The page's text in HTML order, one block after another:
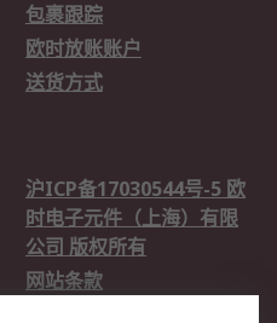
包裹跟踪
欧时放账账户
送货方式
沪ICP备17030544号-5 欧
时电子元件（上海）有限
公司 版权所有
网站条款